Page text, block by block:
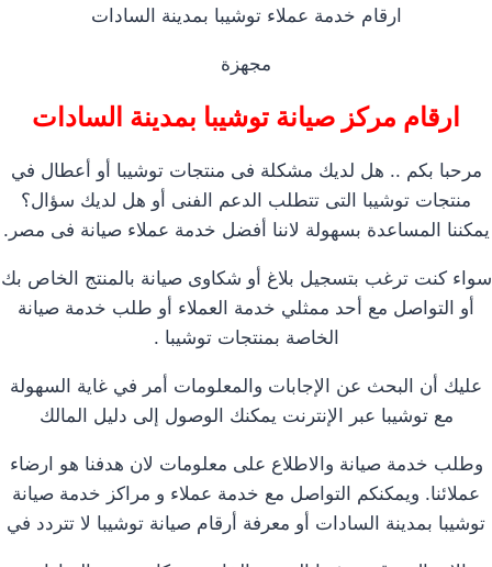
ارقام خدمة عملاء توشيبا بمدينة السادات
مجهزة
ارقام مركز صيانة توشيبا بمدينة السادات
مرحبا بكم .. هل لديك مشكلة فى منتجات توشيبا أو أعطال في
منتجات توشيبا التى تتطلب الدعم الفنى أو هل لديك سؤال؟
يمكننا المساعدة بسهولة لاننا أفضل خدمة عملاء صيانة فى مصر.
سواء كنت ترغب بتسجيل بلاغ أو شكاوى صيانة بالمنتج الخاص بك
أو التواصل مع أحد ممثلي خدمة العملاء أو طلب خدمة صيانة
الخاصة بمنتجات توشيبا .
عليك أن البحث عن الإجابات والمعلومات أمر في غاية السهولة
مع توشيبا عبر الإنترنت يمكنك الوصول إلى دليل المالك
وطلب خدمة صيانة والاطلاع على معلومات لان هدفنا هو ارضاء
عملائنا. ويمكنكم التواصل مع خدمة عملاء و مراكز خدمة صيانة
توشيبا بمدينة السادات أو معرفة أرقام صيانة توشيبا لا تتردد في